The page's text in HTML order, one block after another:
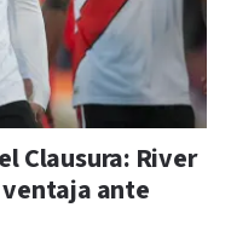
Clausura: River
ventaja ante